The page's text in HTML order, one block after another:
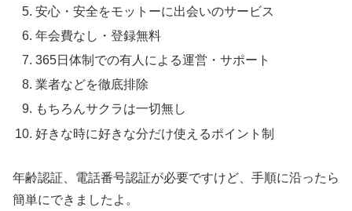
安心・安全をモットーに出会いのサービス
年会費なし・登録無料
365日体制での有人による運営・サポート
業者などを徹底排除
もちろんサクラは一切無し
好きな時に好きな分だけ使えるポイント制
年齢認証、電話番号認証が必要ですけど、手順に沿ったら
簡単にできましたよ。